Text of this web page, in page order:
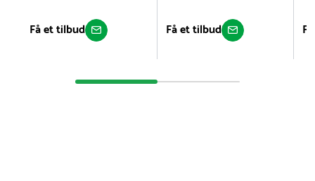
Få et tilbud Få et tilbud